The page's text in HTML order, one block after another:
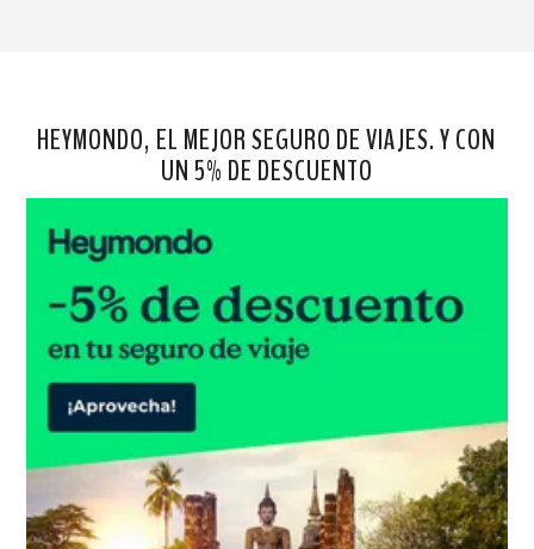
HEYMONDO, EL MEJOR SEGURO DE VIAJES. Y CON
UN 5% DE DESCUENTO